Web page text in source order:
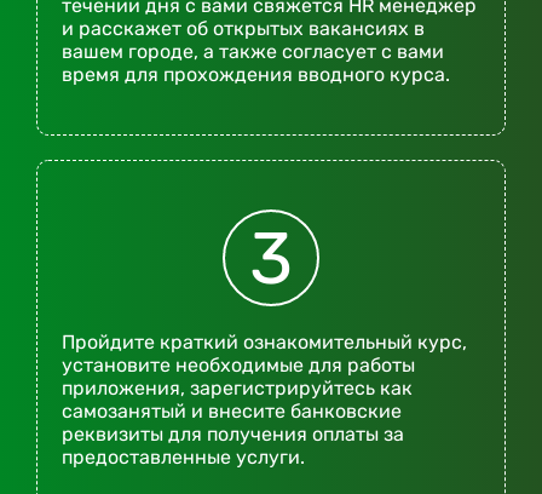
течении дня с вами свяжется HR менеджер
и расскажет об открытых вакансиях в
вашем городе, а также согласует с вами
время для прохождения вводного курса.
3
Пройдите краткий ознакомительный курс,
установите необходимые для работы
приложения, зарегистрируйтесь как
самозанятый и внесите банковские
реквизиты для получения оплаты за
предоставленные услуги.